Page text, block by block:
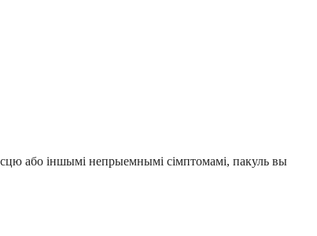
або іншымі непрыемнымі сімптомамі, пакуль вы